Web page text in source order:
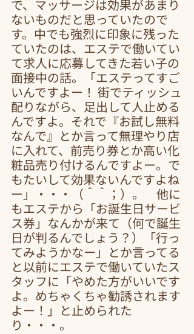
で、マッサージは効果があまり
ないものだと思っていたので
す。中でも強烈に印象に残った
ていたのは、エステで働いてい
て求人に応募してきた若い子の
面接中の話。「エステってすご
いんですよー！ 街でティッシュ
配りながら、足出して人止める
んですよ。それで『お試し無料
なんで』とか言って無理やり店
に入れて、前売り券とか高い化
粧品売り付けるんですよー。で
もたいして効果ないんですよね
ー」・・・（＾＾；）。　他に
もエステから「お誕生日サービ
ス券」なんかが来て（何で誕生
日が判るんでしょう？）「行っ
てみようかなー」とか言ってる
と以前にエステで働いていたス
タッフに「やめた方がいいです
よ。めちゃくちゃ勧誘されます
よー！」と止められた
り・・・。